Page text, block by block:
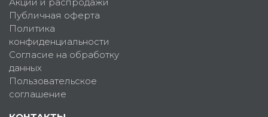
Публичная оферта
Политика
конфиденциальности
Согласие на обработку
данных
Пользовательское
соглашение